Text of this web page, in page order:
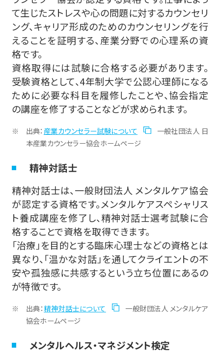
て生じたストレスや心の問題に対するカウンセリ
ング、キャリア形成のためのカウンセリングを行
えることを証明する、産業分野での心理系の資
格です。
資格取得には試験に合格する必要があります。
受験資格として、4年制大学で公認心理師になる
ために必要な科目を履修したことや、協会指定
の講座を修了することなどが求められます。
出典： 産業カウンセラー試験について
一般社団法人 日
本産業カウンセラー協会ホームページ
精神対話士
精神対話士は、一般財団法人 メンタルケア協会
が認定する資格です。メンタルケアスペシャリス
ト養成講座を修了し、精神対話士選考試験に合
格することで資格を取得できます。
「治療」を目的とする臨床心理士などの資格とは
異なり、「温かな対話」を通してクライエントの不
安や孤独感に共感するという立ち位置にあるの
が特徴です。
出典：精神対話士について
一般財団法人 メンタルケア
協会ホームページ
メンタルヘルス・マネジメント検定